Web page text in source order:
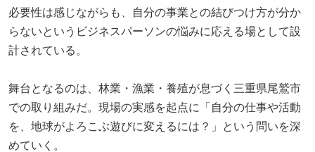
必要性は感じながらも、自分の事業との結びつけ方が分か
らないというビジネスパーソンの悩みに応える場として設
計されている。
舞台となるのは、林業・漁業・養殖が息づく三重県尾鷲市
での取り組みだ。現場の実感を起点に「自分の仕事や活動
を、地球がよろこぶ遊びに変えるには？」という問いを深
めていく。